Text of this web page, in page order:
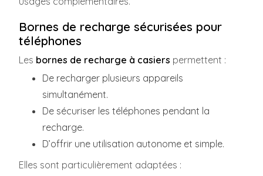
Bornes de recharge sécurisées pour
téléphones
Les bornes de recharge à casiers permettent :
De recharger plusieurs appareils
simultanément.
De sécuriser les téléphones pendant la
recharge.
D’offrir une utilisation autonome et simple.
Elles sont particulièrement adaptées :